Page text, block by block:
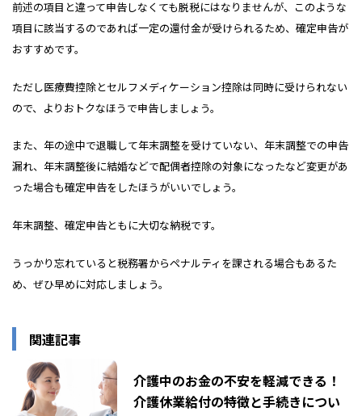
前述の項目と違って申告しなくても脱税にはなりませんが、このような
項目に該当するのであれば一定の還付金が受けられるため、確定申告が
おすすめです。
ただし医療費控除とセルフメディケーション控除は同時に受けられない
ので、よりおトクなほうで申告しましょう。
また、年の途中で退職して年末調整を受けていない、年末調整での申告
漏れ、年末調整後に結婚などで配偶者控除の対象になったなど変更があ
った場合も確定申告をしたほうがいいでしょう。
年末調整、確定申告ともに大切な納税です。
うっかり忘れていると税務署からペナルティを課される場合もあるた
め、ぜひ早めに対応しましょう。
関連記事
介護中のお金の不安を軽減できる！
介護休業給付の特徴と手続きについ